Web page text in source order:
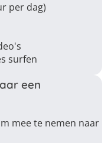
per dag)
surfen
een
mee te nemen naar